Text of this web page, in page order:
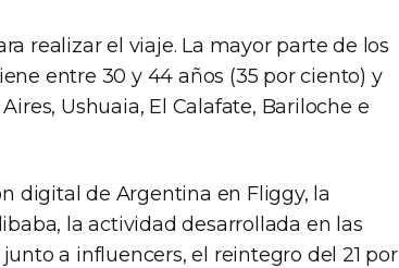
realizar el viaje. La mayor parte de los
entre 30 y 44 años (35 por ciento) y
Ushuaia, El Calafate, Bariloche e
digital de Argentina en Fliggy, la
la actividad desarrollada en las
a influencers, el reintegro del 21 por